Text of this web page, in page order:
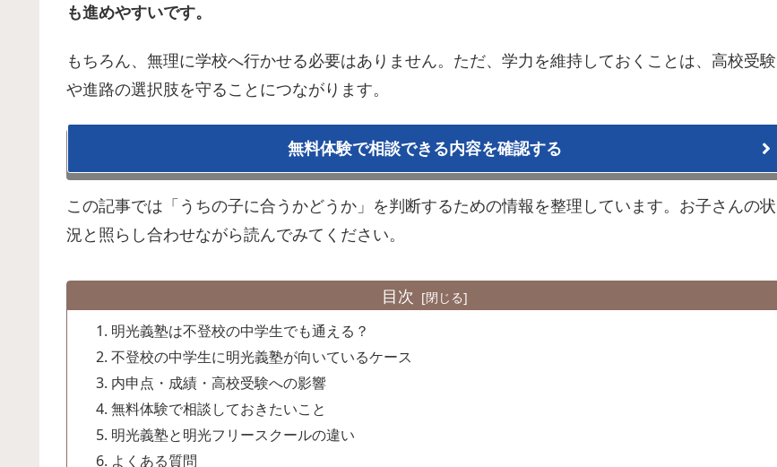
も進めやすいです。
もちろん、無理に学校へ行かせる必要はありません。ただ、学力を維持しておくことは、高校受験
や進路の選択肢を守ることにつながります。
無料体験で相談できる内容を確認する
この記事では「うちの子に合うかどうか」を判断するための情報を整理しています。お子さんの状
況と照らし合わせながら読んでみてください。
目次
明光義塾は不登校の中学生でも通える？
不登校の中学生に明光義塾が向いているケース
内申点・成績・高校受験への影響
無料体験で相談しておきたいこと
明光義塾と明光フリースクールの違い
よくある質問